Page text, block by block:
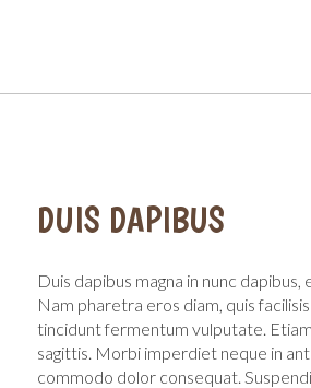
DUIS DAPIBUS
Duis dapibus magna in nunc
Nam pharetra eros diam, quis
tincidunt fermentum vulputate.
sagittis. Morbi imperdiet neque in
commodo dolor consequat.